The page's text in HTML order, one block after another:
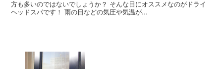
方も多いのではないでしょうか？ そんな日にオススメなのがドライ
ヘッドスパです！ 雨の日などの気圧や気温が...